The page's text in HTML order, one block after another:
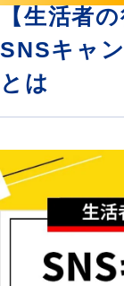
【生活者
SNSキャ
とは